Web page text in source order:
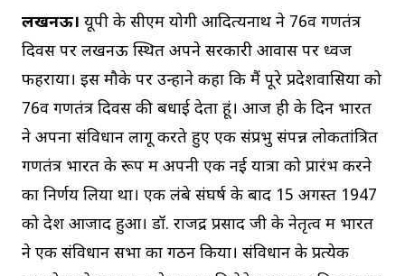
लखनऊ। यूपी के सीएम योगी आदित्यनाथ ने 76वें गणतंत्र
दिवस पर लखनऊ स्थित अपने सरकारी आवास पर ध्वज
फहराया। इस मौके पर उन्होंने कहा कि मैं पूरे प्रदेशवासियों को
76वें गणतंत्र दिवस की बधाई देता हूं। आज ही के दिन भारत
ने अपना संविधान लागू करते हुए एक संप्रभु संपन्न लोकतांत्रित
गणतंत्र भारत के रूप में अपनी एक नई यात्रा को प्रारंभ करने
का निर्णय लिया था। एक लंबे संघर्ष के बाद 15 अगस्त 1947
को देश आजाद हुआ। डॉ. राजेंद्र प्रसाद जी के नेतृत्व में भारत
ने एक संविधान सभा का गठन किया। संविधान के प्रत्येक